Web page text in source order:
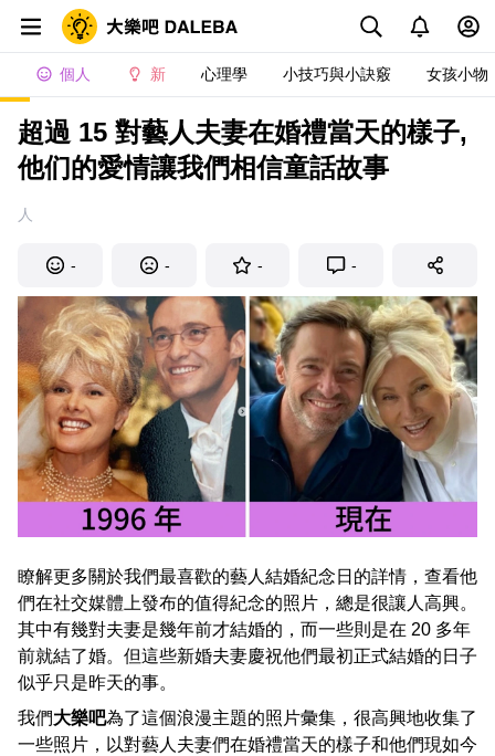
個人 新 心理學 小技巧與小訣竅 女孩小物
超過 15 對藝人夫妻在婚禮當天的樣子,
他们的愛情讓我們相信童話故事
人
- - - -
瞭解更多關於我們最喜歡的藝人結婚紀念日的詳情，查看他
們在社交媒體上發布的值得紀念的照片，總是很讓人高興。
其中有幾對夫妻是幾年前才結婚的，而一些則是在 20 多年
前就結了婚。但這些新婚夫妻慶祝他們最初正式結婚的日子
似乎只是昨天的事。
我們大樂吧為了這個浪漫主題的照片彙集，很高興地收集了
一些照片，以對藝人夫妻們在婚禮當天的樣子和他們現如今